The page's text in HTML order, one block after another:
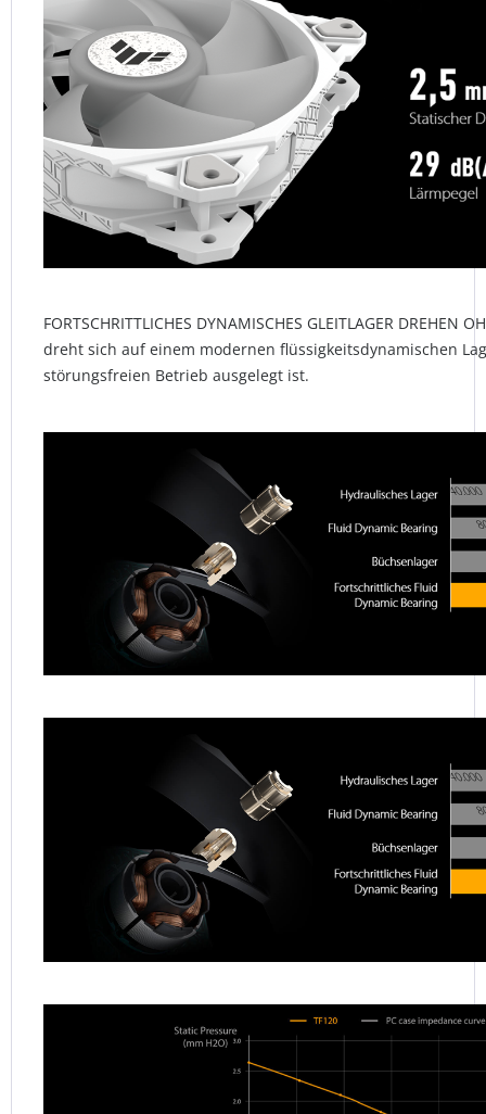
FORTSCHRITTLICHES DYNAMISCHES GLEITLAGER
dreht sich auf einem modernen flüssigkeitsdynamischen
störungsfreien Betrieb ausgelegt ist.